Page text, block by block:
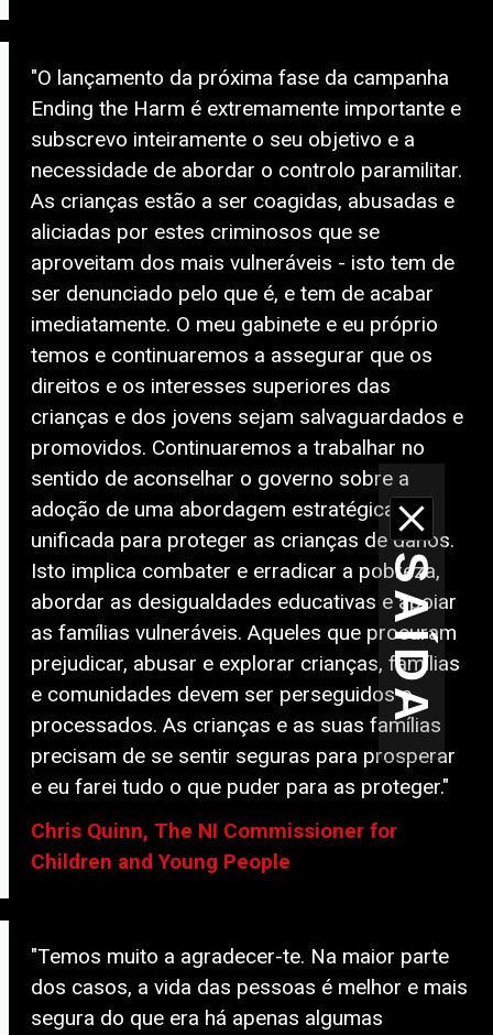
"O lançamento da próxima fase da campanha
Ending the Harm é extremamente importante e
subscrevo inteiramente o seu objetivo e a
necessidade de abordar o controlo paramilitar.
As crianças estão a ser coagidas, abusadas e
aliciadas por estes criminosos que se
aproveitam dos mais vulneráveis - isto tem de
ser denunciado pelo que é, e tem de acabar
imediatamente. O meu gabinete e eu próprio
temos e continuaremos a assegurar que os
direitos e os interesses superiores das
crianças e dos jovens sejam salvaguardados e
promovidos. Continuaremos a trabalhar no
sentido de aconselhar o governo sobre a
adoção de uma abordagem estratégica e
unificada para proteger as crianças de danos.
Isto implica combater e erradicar a pobreza,
abordar as desigualdades educativas e apoiar
as famílias vulneráveis. Aqueles que procuram
prejudicar, abusar e explorar crianças, famílias
e comunidades devem ser perseguidos e
processados. As crianças e as suas famílias
precisam de se sentir seguras para prosperar
e eu farei tudo o que puder para as proteger."
Chris Quinn, The NI Commissioner for
Children and Young People
"Temos muito a agradecer-te. Na maior parte
dos casos, a vida das pessoas é melhor e mais
segura do que era há apenas algumas
SAÍDA